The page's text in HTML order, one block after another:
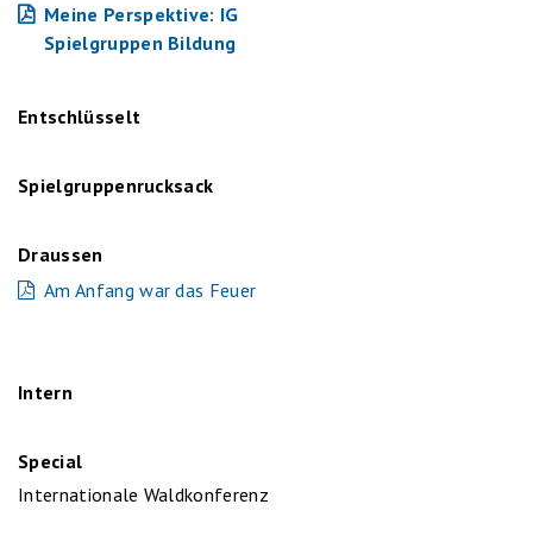
Meine Perspektive: IG
Spielgruppen Bildung
Entschlüsselt
Spielgruppenrucksack
Draussen
Am Anfang war das Feuer
Intern
Special
Internationale Waldkonferenz